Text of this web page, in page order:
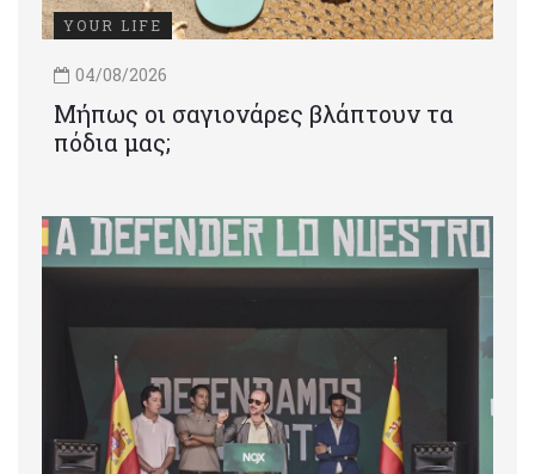
YOUR LIFE
04/08/2026
Μήπως οι σαγιονάρες βλάπτουν τα
πόδια μας;